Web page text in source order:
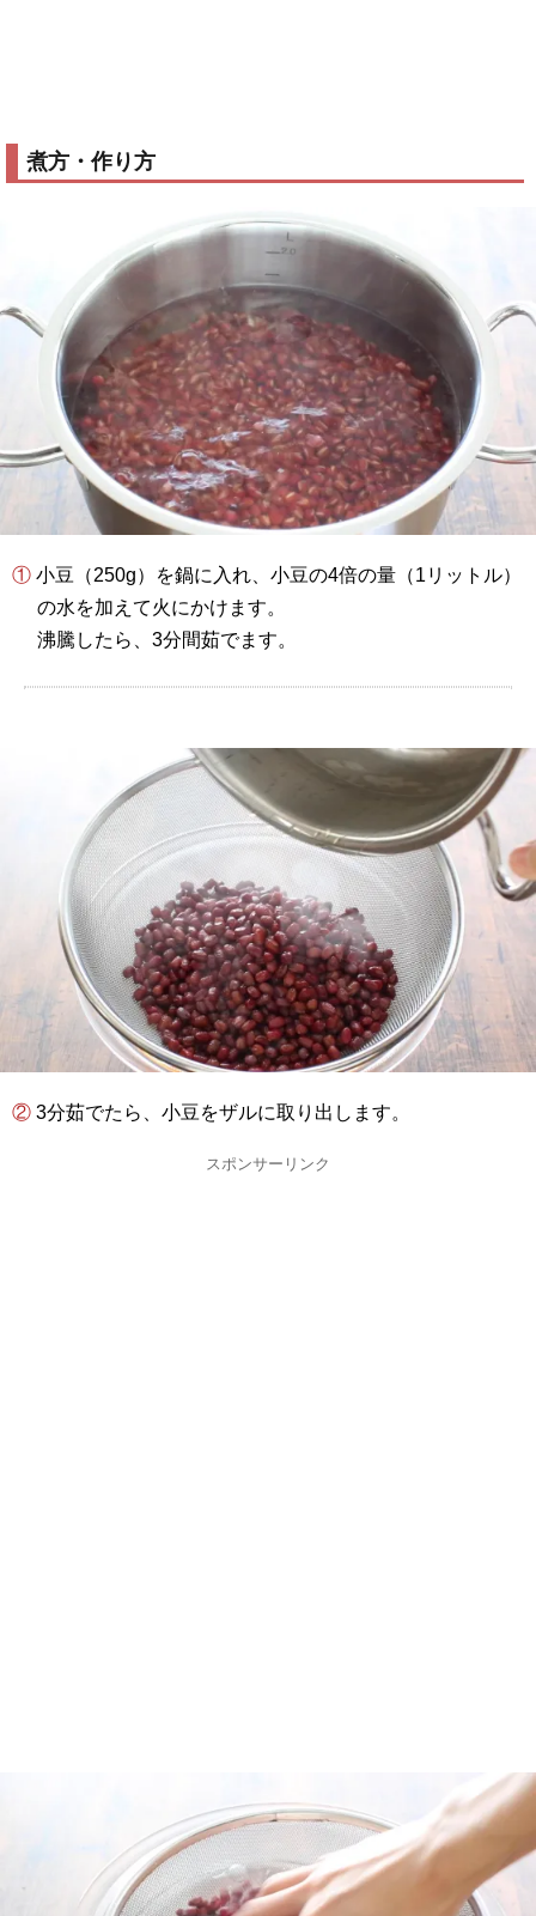
煮方・作り方
① 小豆（250g）を鍋に入れ、小豆の4倍の量（1リットル）
の水を加えて火にかけます。
沸騰したら、3分間茹でます。
② 3分茹でたら、小豆をザルに取り出します。
スポンサーリンク